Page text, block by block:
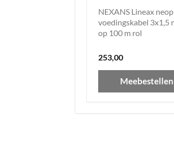
NEXANS Lineax
voedingskabel 3x1,5
op 100 m rol
253,00
Meebestellen